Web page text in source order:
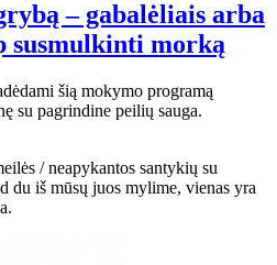
– gabalėliais arba
susmulkinti morką
šią mokymo programą
su pagrindine peilių sauga.
/ neapykantos santykių su
du iš mūsų juos mylime, vienas yra